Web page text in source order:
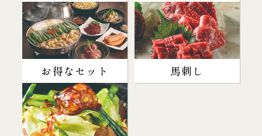
お得なセット 馬刺し